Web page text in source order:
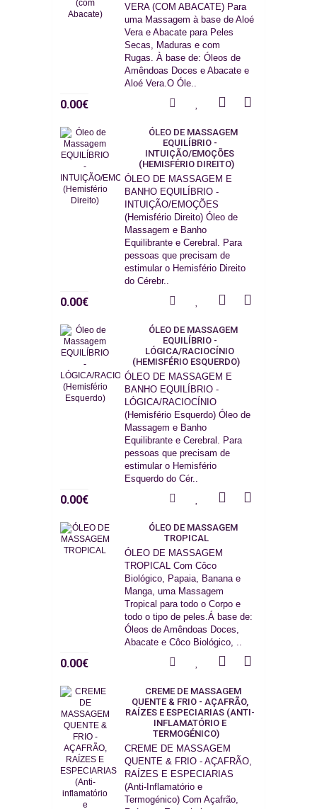
VERA (COM ABACATE) Para
uma Massagem à base de Aloé
Vera e Abacate para Peles
Secas, Maduras e com
Rugas. À base de: Óleos de
Amêndoas Doces e Abacate e
Aloé Vera.O Óle..
0.00€
ÓLEO DE MASSAGEM
EQUILÍBRIO -
INTUIÇÃO/EMOÇÕES
(HEMISFÉRIO DIREITO)
ÓLEO DE MASSAGEM E
BANHO EQUILÍBRIO -
INTUIÇÃO/EMOÇÕES
(Hemisfério Direito) Óleo de
Massagem e Banho
Equilibrante e Cerebral. Para
pessoas que precisam de
estimular o Hemisfério Direito
do Cérebr..
0.00€
ÓLEO DE MASSAGEM
EQUILÍBRIO -
LÓGICA/RACIOCÍNIO
(HEMISFÉRIO ESQUERDO)
ÓLEO DE MASSAGEM E
BANHO EQUILÍBRIO -
LÓGICA/RACIOCÍNIO
(Hemisfério Esquerdo) Óleo de
Massagem e Banho
Equilibrante e Cerebral. Para
pessoas que precisam de
estimular o Hemisfério
Esquerdo do Cér..
0.00€
ÓLEO DE MASSAGEM
TROPICAL
ÓLEO DE MASSAGEM
TROPICAL Com Côco
Biológico, Papaia, Banana e
Manga, uma Massagem
Tropical para todo o Corpo e
todo o tipo de peles.Á base de:
Óleos de Amêndoas Doces,
Abacate e Côco Biológico, ..
0.00€
CREME DE MASSAGEM
QUENTE & FRIO - AÇAFRÃO,
RAÍZES E ESPECIARIAS (ANTI-
INFLAMATÓRIO E
TERMOGÉNICO)
CREME DE MASSAGEM
QUENTE & FRIO - AÇAFRÃO,
RAÍZES E ESPECIARIAS
(Anti-Inflamatório e
Termogénico) Com Açafrão,